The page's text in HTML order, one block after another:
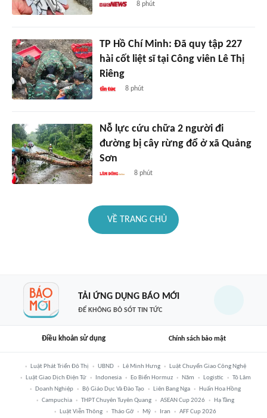
8 phút
TP Hồ Chí Minh: Đã quy tập 227
hài cốt liệt sĩ tại Công viên Lê Thị
Riêng
8 phút
Nỗ lực cứu chữa 2 người đi
đường bị cây rừng đổ ở xã Quảng
Sơn
8 phút
VỀ TRANG CHỦ
TẢI ỨNG DỤNG BÁO MỚI
ĐỂ KHÔNG BỎ SÓT TIN TỨC
Điều khoản sử dụng Chính sách bảo mật
Luật Phát Triển Đô Thị UBND Lê Minh Hưng
Luật Chuyển Giao Công Nghệ
Luật Giao Dịch Điện Tử
Indonesia Eo Biển Hormuz Năm Logistic
Tô Lâm
Doanh Nghiệp
Bộ Giáo Dục Và Đào Tạo Liên Bang Nga
Huấn Hoa Hồng
Campuchia
THPT Chuyên Tuyên Quang ASEAN Cup 2026
Hạ Tầng
Luật Viễn Thông
Tháo Gỡ Mỹ Iran AFF Cup 2026